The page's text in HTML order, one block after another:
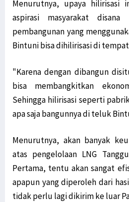
Menurutnya, upaya hilirisasi
aspirasi masyarakat
pembangunan yang
Bintuni bisa dihilirisasi di
"Karena dengan dibangun
bisa membangkitkan
Sehingga hilirisasi seperti
apa saja bangunnya di teluk
Menurutnya, akan banyak
atas pengelolaan LNG
Pertama, tentu akan sangat
apapun yang diperoleh dari
tidak perlu lagi dikirim ke luar